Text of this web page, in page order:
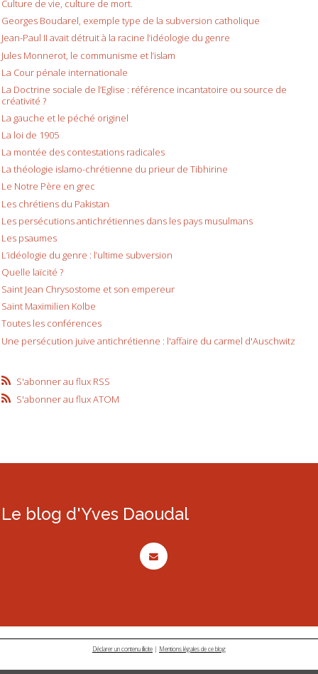
Culture de vie, culture de mort.
Georges Boudarel, exemple type de la subversion catholique
Jean-Paul II avait détruit à la racine l’idéologie du genre
Jules Monnerot, le communisme et l’islam
La Cour pénale internationale
La Doctrine sociale de l’Eglise : référence incantatoire ou source de
créativité ?
La gauche et le péché originel
La loi de 1905
La montée des contestations radicales
La théologie islamo-chrétienne du prieur de Tibhirine
Le Notre Père en grec
Les chrétiens du Pakistan
Les persécutions antichrétiennes dans les pays musulmans
Les psaumes
L’idéologie du genre : l’ultime subversion
Quelle laïcité ?
Saint Jean Chrysostome et son empereur
Saint Maximilien Kolbe
Toutes les conférences
Une persécution juive antichrétienne : l'affaire du carmel d'Auschwitz
S'abonner au flux RSS
S'abonner au flux ATOM
Le blog d'Yves Daoudal
Déclarer un contenu illicite | Mentions légales de ce blog